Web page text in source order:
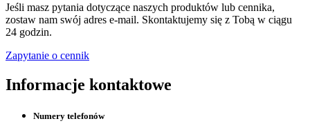
Jeśli masz pytania dotyczące naszych produktów lub cennika,
zostaw nam swój adres e-mail. Skontaktujemy się z Tobą w ciągu
24 godzin.
Zapytanie o cennik
Informacje kontaktowe
Numery telefonów